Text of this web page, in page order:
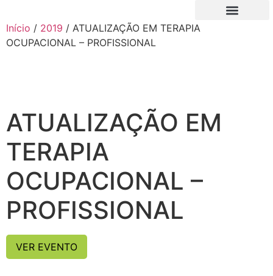
Início / 2019 / ATUALIZAÇÃO EM TERAPIA
OCUPACIONAL – PROFISSIONAL
ATUALIZAÇÃO EM
TERAPIA
OCUPACIONAL –
PROFISSIONAL
VER EVENTO